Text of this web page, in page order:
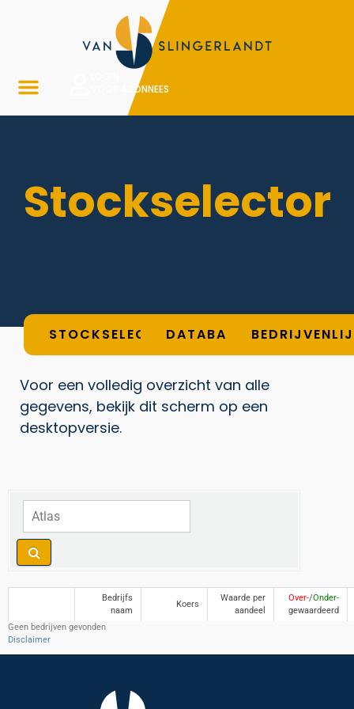
VOOR ABONNEES
Stockselector
STOCKSELECTORDATABASE
Voor een volledig overzicht van alle
gegevens, bekijk dit scherm op een
desktopversie.
Bedrijfs
naam
Koers
Waarde per
aandeel
Over-/Onder-
gewaardeerd
Geen bedrijven gevonden
Disclaimer